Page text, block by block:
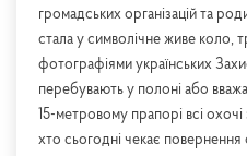
громадських організацій та
стала у символічне живе коло,
фотографіями українських
перебувають у полоні або
15-метровому прапорі всі
хто сьогодні чекає